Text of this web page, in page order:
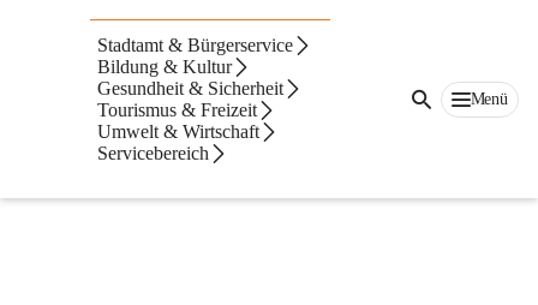
Stadtamt & Bürgerservice
Bildung & Kultur
Gesundheit & Sicherheit
Tourismus & Freizeit
Umwelt & Wirtschaft
Servicebereich
Menü